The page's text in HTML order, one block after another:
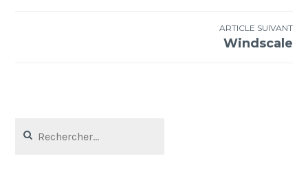
ARTICLE SUIVANT
Windscale